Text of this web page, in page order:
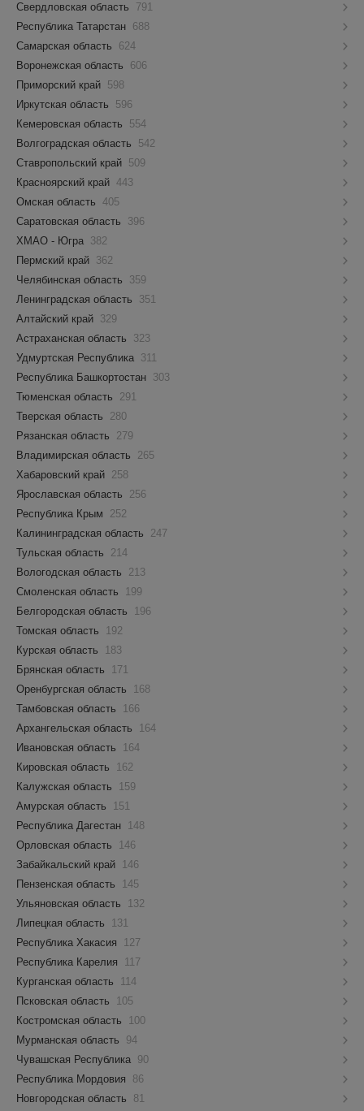
Свердловская область
791
Республика Татарстан 688
Самарская область
624
Воронежская область
606
Приморский край 598
Иркутская область
596
Кемеровская область
554
Волгоградская область
542
Ставропольский край 509
Красноярский край 443
Омская область 405
Саратовская область
396
ХМАО - Югра 382
Пермский край 362
Челябинская область
359
Ленинградская область
351
Алтайский край 329
Астраханская область
323
Удмуртская Республика 311
Республика Башкортостан 303
Тюменская область
291
Тверская область
280
Рязанская область
279
Владимирская область
265
Хабаровский край 258
Ярославская область
256
Республика Крым
252
Калининградская область
247
Тульская область
214
Вологодская область
213
Смоленская область
199
Белгородская область
196
Томская область
192
Курская область
183
Брянская область
171
Оренбургская область
168
Тамбовская область
166
Архангельская область
164
Ивановская область
164
Кировская область
162
Калужская область
159
Амурская область
151
Республика Дагестан 148
Орловская область
146
Забайкальский край 146
Пензенская область
145
Ульяновская область
132
Липецкая область
131
Республика Хакасия
127
Республика Карелия
117
Курганская область
114
Псковская область
105
Костромская область
100
Мурманская область
94
Чувашская Республика 90
Республика Мордовия
86
Новгородская область
81